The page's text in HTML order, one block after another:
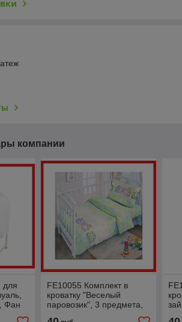
компании
для
Фан
FE10055 Комплект в
кроватку "Веселый
паровозик", 3 предмета,